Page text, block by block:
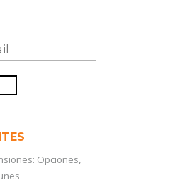
Opciones,